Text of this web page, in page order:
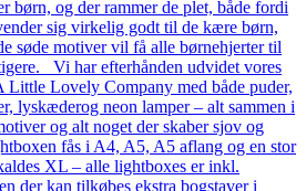
børn, og der rammer de plet, både fordi
sig virkelig godt til de kære børn,
søde motiver vil få alle børnehjerter til
Vi har efterhånden udvidet vores
Little Lovely Company med både puder,
lyskæderog neon lamper – alt sammen i
og alt noget der skaber sjov og
fås i A4, A5, A5 aflang og en stor
XL – alle lightboxes er inkl.
der kan tilkøbes ekstra bogstaver i